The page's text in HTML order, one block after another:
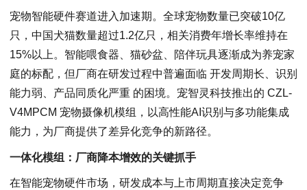
宠物智能硬件赛道进入加速期。全球宠物数量已突破10亿
只，中国犬猫数量超过1.2亿只，相关消费年增长率维持在
15%以上。智能喂食器、猫砂盆、陪伴玩具逐渐成为养宠家
庭的标配，但厂商在研发过程中普遍面临 开发周期长、识别
能力弱、产品同质化严重 的困境。宠智灵科技推出的 CZL-
V4MPCM 宠物摄像机模组，以高性能AI识别与多功能集成
能力，为厂商提供了差异化竞争的新路径。
一体化模组：厂商降本增效的关键抓手
在智能宠物硬件市场，研发成本与上市周期直接决定竞争